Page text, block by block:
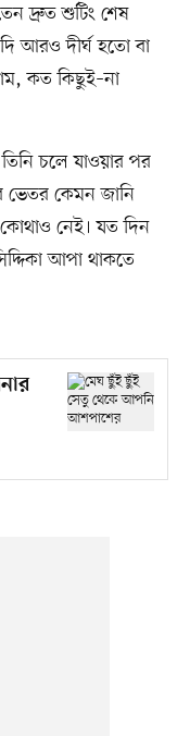
দ্রুত শুটিং শেষ
আরও দীর্ঘ হতো বা
কত কিছুই–না
চলে যাওয়ার পর
ভেতর কেমন জানি
নেই। যত দিন
আপা থাকতে